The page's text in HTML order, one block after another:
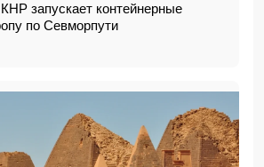
запускает контейнерные
по Севморпути